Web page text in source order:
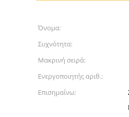
Όνομα:
Συχνότητα:
Μακρινή σειρά:
Ενεργοποιητής αριθ.:
Επισημαίνω: